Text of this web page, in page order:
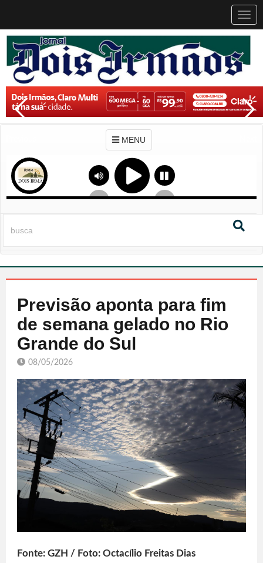
MENU
Previsão aponta para fim
de semana gelado no Rio
Grande do Sul
08/05/2026
Fonte: GZH / Foto: Octacílio Freitas Dias